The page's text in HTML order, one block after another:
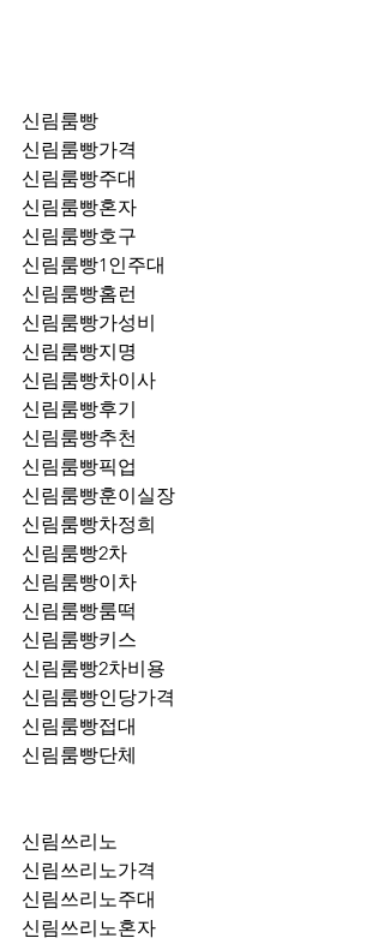
신림룸빵
신림룸빵가격
신림룸빵주대
신림룸빵혼자
신림룸빵호구
신림룸빵1인주대
신림룸빵홈런
신림룸빵가성비
신림룸빵지명
신림룸빵차이사
신림룸빵후기
신림룸빵추천
신림룸빵훈이실장
신림룸빵차정희
신림룸빵2차
신림룸빵이차
신림룸빵룸떡
신림룸빵키스
신림룸빵2차비용
신림룸빵인당가격
신림룸빵접대
신림룸빵단체
신림쓰리노
신림쓰리노가격
신림쓰리노주대
신림쓰리노혼자